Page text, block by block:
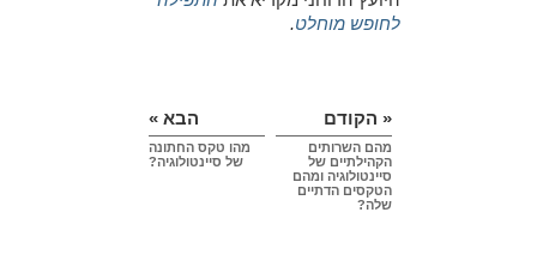
לחופש מוחלט.
« הקודם
מהם השרותים
הקהילתיים של
סיינטולוגיה ומהם
הטקסים הדתיים
שלה?
הבא »
מהו טקס החתונה
של סיינטולוגיה?